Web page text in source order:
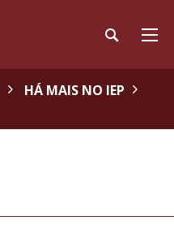
HÁ MAIS NO IEP